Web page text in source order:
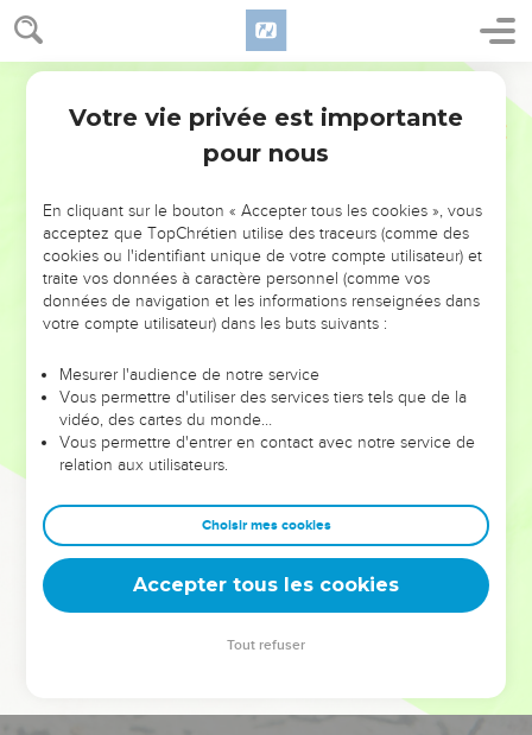
NE MANQUEZ PAS L’ÉVÉNEMENT
DE L’ANNÉE !
ET SI LEURS ERREURS POUVAIENT VOUS ÉVITER LES
VOTRES ?
leur foi ou leur vision. Mais on voit moins les doutes, les erreurs
et les saisons difficiles qu'ils ont traversés, alors même que ce
sont elles qui les ont façonnés.
Dans cette conférence, leaders, entrepreneurs, et responsables
clés pour avancer avec plus de sagesse afin que leurs erreurs
deviennent vos tremplins. Que vous guidiez un ministère, une
équipe, un groupe ou une famille, leur expérience est faite
Votre vie privée est importante
pour nous
En cliquant sur le bouton « Accepter tous les cookies », vous
acceptez que TopChrétien utilise des traceurs (comme des
cookies ou l'identifiant unique de votre compte utilisateur) et
traite vos données à caractère personnel (comme vos
données de navigation et les informations renseignées dans
votre compte utilisateur) dans les buts suivants :
Mesurer l'audience de notre service
Vous permettre d'utiliser des services tiers tels que de la
vidéo, des cartes du monde…
Vous permettre d'entrer en contact avec notre service de
relation aux utilisateurs.
Choisir mes cookies
Accepter tous les cookies
Tout refuser